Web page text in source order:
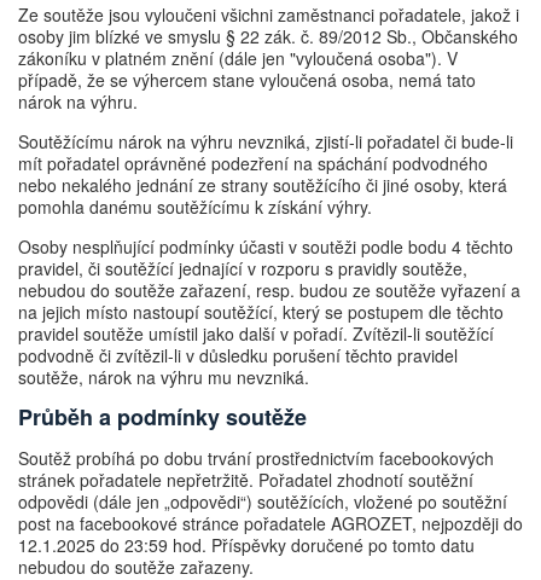
Ze soutěže jsou vyloučeni všichni zaměstnanci pořadatele, jakož i
osoby jim blízké ve smyslu § 22 zák. č. 89/2012 Sb., Občanského
zákoníku v platném znění (dále jen "vyloučená osoba"). V
případě, že se výhercem stane vyloučená osoba, nemá tato
nárok na výhru.
Soutěžícímu nárok na výhru nevzniká, zjistí-li pořadatel či bude-li
mít pořadatel oprávněné podezření na spáchání podvodného
nebo nekalého jednání ze strany soutěžícího či jiné osoby, která
pomohla danému soutěžícímu k získání výhry.
Osoby nesplňující podmínky účasti v soutěži podle bodu 4 těchto
pravidel, či soutěžící jednající v rozporu s pravidly soutěže,
nebudou do soutěže zařazení, resp. budou ze soutěže vyřazení a
na jejich místo nastoupí soutěžící, který se postupem dle těchto
pravidel soutěže umístil jako další v pořadí. Zvítězil-li soutěžící
podvodně či zvítězil-li v důsledku porušení těchto pravidel
soutěže, nárok na výhru mu nevzniká.
Průběh a podmínky soutěže
Soutěž probíhá po dobu trvání prostřednictvím facebookových
stránek pořadatele nepřetržitě. Pořadatel zhodnotí soutěžní
odpovědi (dále jen „odpovědi“) soutěžících, vložené po soutěžní
post na facebookové stránce pořadatele AGROZET, nejpozději do
12.1.2025 do 23:59 hod. Příspěvky doručené po tomto datu
nebudou do soutěže zařazeny.